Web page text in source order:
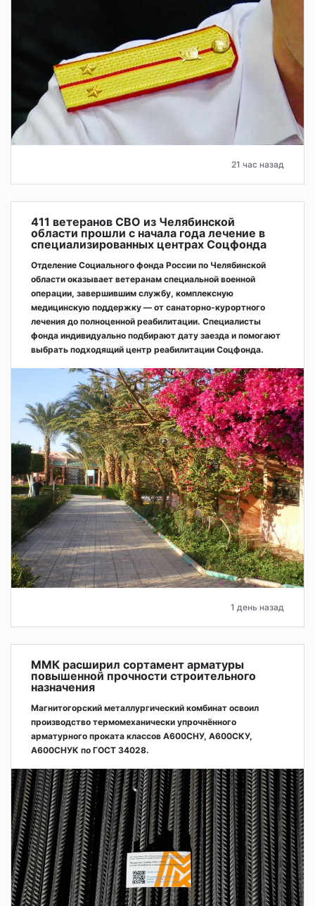
21 час назад
411 ветеранов СВО из Челябинской
области прошли с начала года лечение в
специализированных центрах Соцфонда
Отделение Социального фонда России по Челябинской
области оказывает ветеранам специальной военной
операции, завершившим службу, комплексную
медицинскую поддержку — от санаторно-курортного
лечения до полноценной реабилитации. Специалисты
фонда индивидуально подбирают дату заезда и помогают
выбрать подходящий центр реабилитации Соцфонда.
1 день назад
ММК расширил сортамент арматуры
повышенной прочности строительного
назначения
Магнитогорский металлургический комбинат освоил
производство термомеханически упрочнённого
арматурного проката классов А600СНУ, А600СКУ,
А600СНУК по ГОСТ 34028.